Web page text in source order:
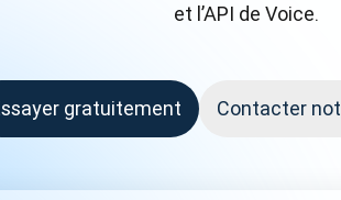
et l’API de Voice.
gratuitement Contacter